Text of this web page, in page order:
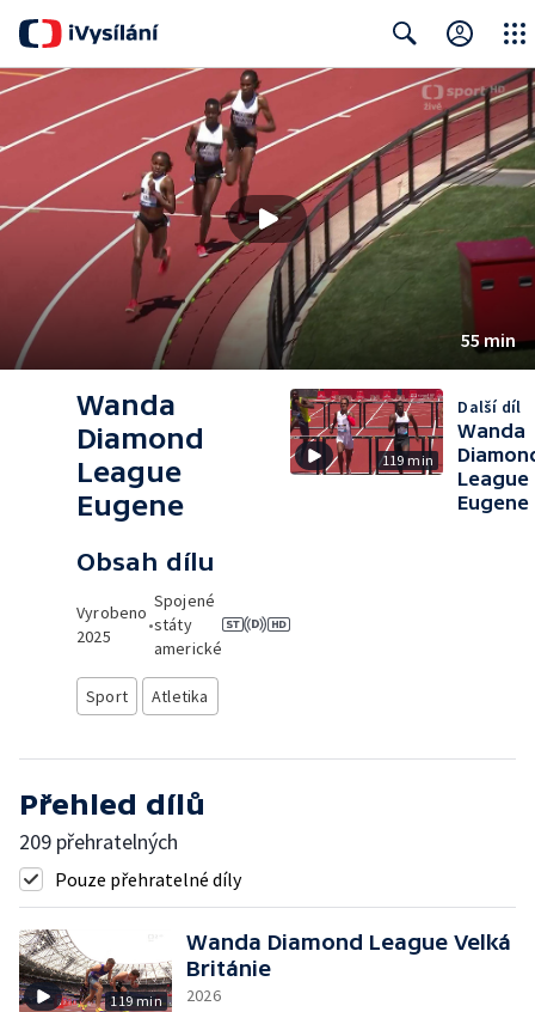
Search Close
55 min
Wanda
Diamond
League
Eugene
Obsah dílu
Vyrobeno
2025
•
Spojené
státy
americké
Sport Atletika
119 min
Další díl
Wanda
League
Eugene
Přehled dílů
209 přehratelných
Pouze přehratelné díly
119 min
Wanda Diamond League Velká
Británie
2026